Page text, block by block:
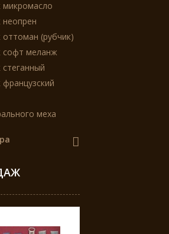
микромасло
неопрен
(рубчик)
софт меланж
меха